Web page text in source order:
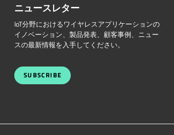
ニュースレター
IoT分野におけるワイヤレスアプリケーションの
イノベーション、製品発表、顧客事例、ニュー
スの最新情報を入手してください。
SUBSCRIBE